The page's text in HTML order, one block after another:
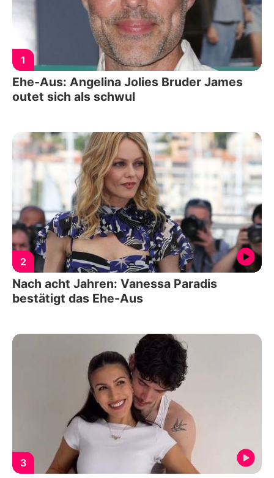
1
Ehe-Aus: Angelina Jolies Bruder James
outet sich als schwul
2
Nach acht Jahren: Vanessa Paradis
bestätigt das Ehe-Aus
3